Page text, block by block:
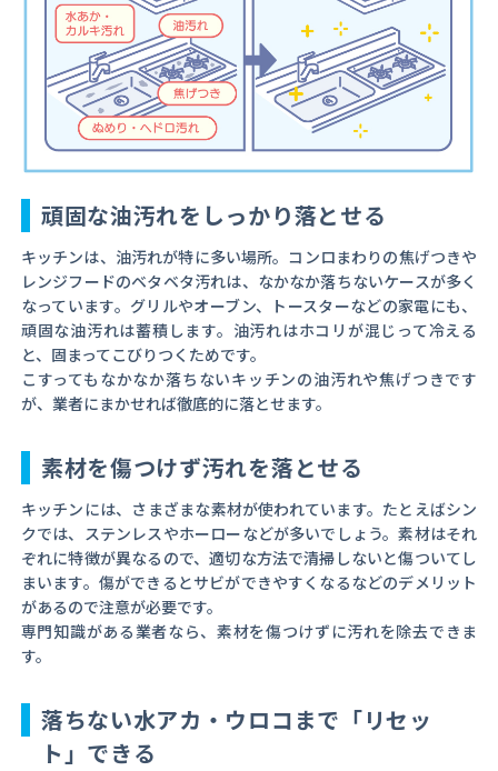
頑固な油汚れをしっかり落とせる
キッチンは、油汚れが特に多い場所。コンロまわりの焦げつきや
レンジフードのベタベタ汚れは、なかなか落ちないケースが多く
なっています。グリルやオーブン、トースターなどの家電にも、
頑固な油汚れは蓄積します。油汚れはホコリが混じって冷える
と、固まってこびりつくためです。
こすってもなかなか落ちないキッチンの油汚れや焦げつきです
が、業者にまかせれば徹底的に落とせます。
素材を傷つけず汚れを落とせる
キッチンには、さまざまな素材が使われています。たとえばシン
クでは、ステンレスやホーローなどが多いでしょう。素材はそれ
ぞれに特徴が異なるので、適切な方法で清掃しないと傷ついてし
まいます。傷ができるとサビができやすくなるなどのデメリット
があるので注意が必要です。
専門知識がある業者なら、素材を傷つけずに汚れを除去できま
す。
落ちない水アカ・ウロコまで「リセッ
ト」できる